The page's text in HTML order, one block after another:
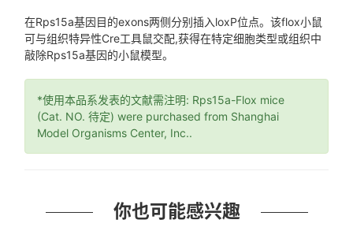
在Rps15a基因目的exons两侧分别插入loxP位点。该flox小鼠
可与组织特异性Cre工具鼠交配,获得在特定细胞类型或组织中
敲除Rps15a基因的小鼠模型。
*使用本品系发表的文献需注明: Rps15a-Flox mice
(Cat. NO. 待定) were purchased from Shanghai
Model Organisms Center, Inc..
你也可能感兴趣